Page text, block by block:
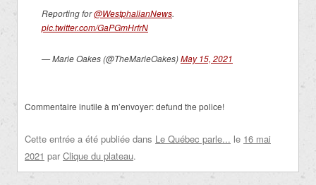
Reporting for@WestphalianNews.
pic.twitter.com/GaPGmHrfrN
— Marie Oakes (@TheMarieOakes)May 15, 2021
Commentaire inutile à m’envoyer: defund the police!
Cette entrée a été publiée dans Le Québec parle... le 16 mai
2021 par Clique du plateau.